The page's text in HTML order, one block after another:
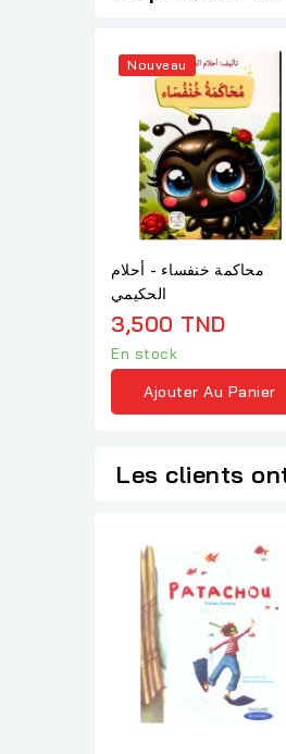
Nouveau
محاكمة خنفساء - أحلام
الحكيمي
3,500 TND
En stock
Ajouter Au Panier
Les clients